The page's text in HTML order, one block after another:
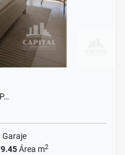
Garaje
Área m2